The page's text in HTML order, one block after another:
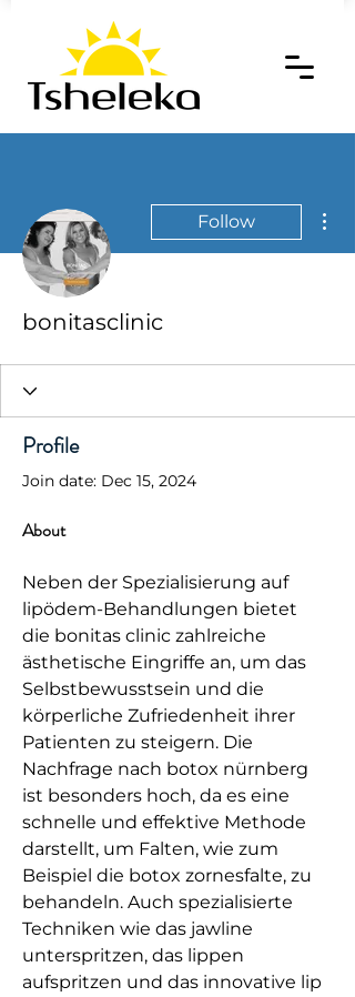
Follow
bonitasclinic
Profile
Join date: Dec 15, 2024
About
Neben der Spezialisierung auf
lipödem-Behandlungen bietet
die bonitas clinic zahlreiche
ästhetische Eingriffe an, um das
Selbstbewusstsein und die
körperliche Zufriedenheit ihrer
Patienten zu steigern. Die
Nachfrage nach botox nürnberg
ist besonders hoch, da es eine
schnelle und effektive Methode
darstellt, um Falten, wie zum
Beispiel die botox zornesfalte, zu
behandeln. Auch spezialisierte
Techniken wie das jawline
unterspritzen, das lippen
aufspritzen und das innovative lip